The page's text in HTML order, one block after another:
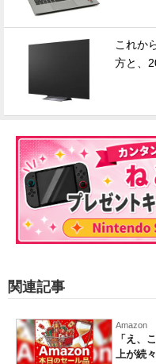
これか
方と、
関連記事
Amazon
「え、
上が続